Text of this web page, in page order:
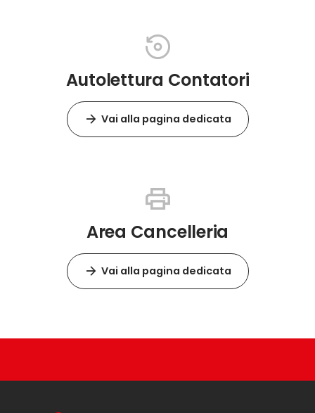
Autolettura Contatori
Vai alla pagina dedicata
Area Cancelleria
Vai alla pagina dedicata